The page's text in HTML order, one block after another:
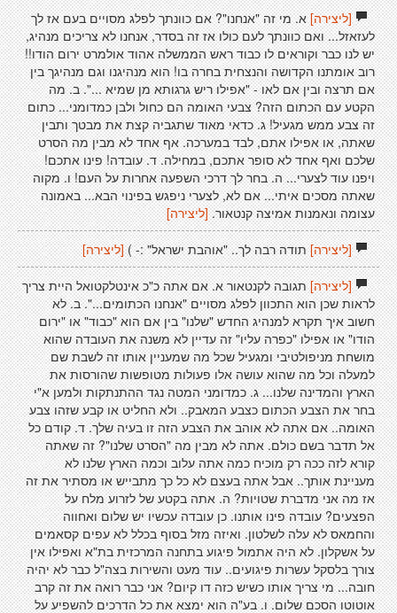
[ליצירה]א. מי זה "אנחנו"? אם כוונתך לפלג מסויים בעם אז לך
לעזאזל... ואם כוונתך לעם כולו אז זה בסדר, אנחנו לא צריכים מנהיג,
יש לנו כבר וקוראים לו כבוד ראש הממשלה אהוד אולמרט ירום הודו!!
רוב אומתנו הקדושה והנצחית בחרה בו! הוא מנהיגנו וגם מנהיגך בין
אם תרצה ובין אם לאו - "אפילו ריש גרגותא מן שמיא ...". ב. מה
הקטע עם הכתום הזה? צבעי האומה הם כחול ולבן כמדומני... כתום
זה צבע ממש מגעיל! ג. כדאי מאוד שתגביה קצת את מבטך ותבין
שאתה, או אפילו אתם, לבד במערכה. אף אחד לא מבין מה הסרט
שלכם ואף אחד לא סופר אתכם, במחילה. ד. עובדה! פינו אתכם!
ויפנו עוד לצערי... ה. בחר לך דרכי השפעה אחרות על העם! ו. מקוה
שאתה מסכים איתי... אם לא, לצערי ניפגש בפינוי הבא... באמונה
עצומה ונאמנות אמיצה קנטאור. [ליצירה]
[ליצירה]תודה רבה לך.. "אוהבת ישראל" :- ) [ליצירה]
[ליצירה]תגובה לקנטאור א. אם אתה כ"כ אינטלקטואל היית צריך
לראות שכן הוא התכוון לפלג מסויים "אנחנו הכתומים...". ב. לא
חשוב איך תקרא למנהיג החדש "שלנו" בין אם הוא "כבוד" או "ירום
הודו" או אפילו "כפרה עליו" זה עדיין לא משנה את העובדה שהוא
מושחת מניפולטיבי ומגעיל שכל מה שמעניין אותו זה לשבת שם
למעלה וכל מה שהוא עושה אלו פעולות מטופשות שהורסות את
הארץ והמדינה שלנו... ג. כמדומני המטה נגד ההתנתקות ולמען א"י
בחר את הצבע הכתום כצבע המאבק.. ולא החליט או קבע שזהו צבע
האומה.. אם אתה לא אוהב את הצבע הזה זו בעיה שלך. ד. קודם כל
אל תדבר בשם כולם. אתה לא מבין מה "הסרט שלנו"? זה שאתה
קורא לזה ככה רק מוכיח כמה אתה עלוב וכמה הארץ שלנו לא
מעניינת אותך.. אבל אתה בעצם לא כל כך מתבייש או מסתיר את זה
אז מה אני מדברת שטויות? ה. אתה בקטע של לזרוע מלח על
הפצעים? עובדה פינו אותנו. כן עובדה עכשיו יש שלום ואחווה
והחמאס לא עלה לשלטון. ואיזה מזל בסוף בכלל לא עפים קסאמים
על אשקלון. לא היה אתמול פיגוע בתחנה המרכזית בת"א ואפילו אין
צורך בלסקל עשרות פיגועים.. עוד מעט והשירות בצה"ל כבר לא יהיה
חובה... מי צריך אותו כשיש כזה דו קיום? אני כבר רואה את זה קרב
אוטוטו הסכם שלום. ו. בע"ה הוא ימצא את כל הדרכים להשפיע על